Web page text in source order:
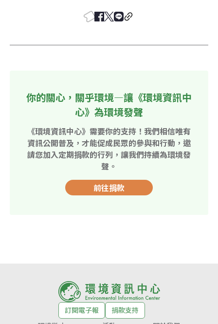
你的關心，關乎環境—讓《環境資訊中
心》為環境發聲
《環境資訊中心》需要你的支持！我們相信唯有
資訊公開普及，才能促成民眾的參與和行動，邀
請您加入定期捐款的行列，讓我們持續為環境發
聲。
前往捐款
訂閱電子報
捐款支持